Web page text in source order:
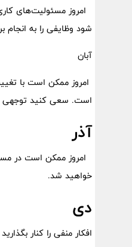
امروز مسئولیت‌های
شود وظایفی را به انجام
آبان
امروز ممکن است با
است. سعی کنید توجهی
آذر
امروز ممکن است در
خواهید شد.
دی
افکار منفی را کنار